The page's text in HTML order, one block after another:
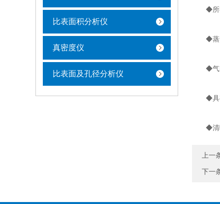
比表面积分析仪
真密度仪
比表面及孔径分析仪
◆所有
◆ 蒸气
◆ 气密
◆ 具有
◆ 清晰
上一
下一